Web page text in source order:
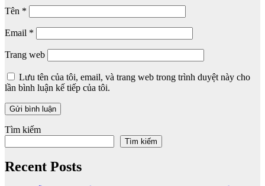
Tên *
Email *
Trang web
Lưu tên của tôi, email, và trang web trong trình duyệt này cho
lần bình luận kế tiếp của tôi.
Tìm kiếm
Tìm kiếm
Recent Posts